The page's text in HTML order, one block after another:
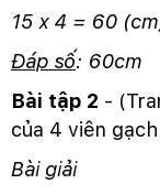
15 x 4 = 60
Đáp số: 60cm
Bài tập 2 -
của 4 viên
Bài giải